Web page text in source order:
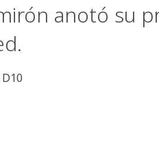
anotó su